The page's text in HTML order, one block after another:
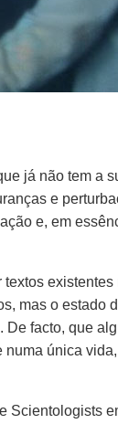
já não tem a
e
e, em
existentes
mas o estado
De facto, que
numa única
Scientologists